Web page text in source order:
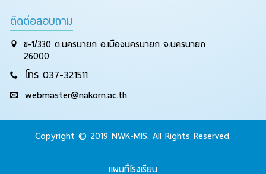
ติดต่อสอบถาม
ข-1/330 ต.นครนายก อ.เมืองนครนายก จ.นครนายก
26000
โทร 037-321511
webmaster@nakorn.ac.th
Copyright © 2019 NWK-MIS. All Rights Reserved.
แผนที่โรงเรียน